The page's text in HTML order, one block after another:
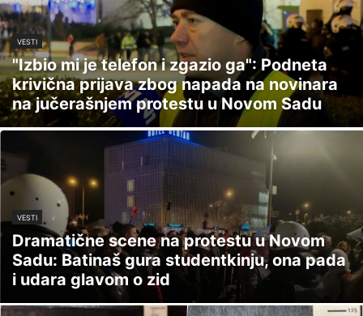
VESTI
"Izbio mi je telefon i zgazio ga": Podneta
krivična prijava zbog napada na novinara
na jučerašnjem protestu u Novom Sadu
VESTI
Dramatične scene na protestu u Novom
Sadu: Batinaš gura studentkinju, ona pada
i udara glavom o zid